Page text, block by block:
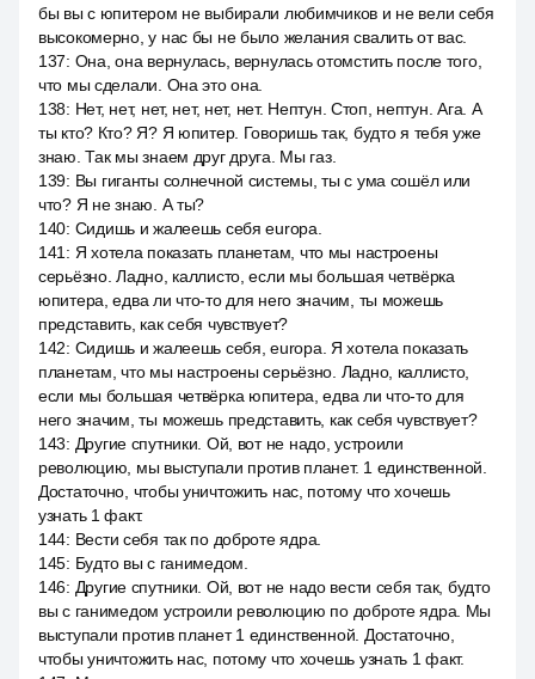
бы вы с юпитером не выбирали любимчиков и не вели себя
высокомерно, у нас бы не было желания свалить от вас.
137: Она, она вернулась, вернулась отомстить после того,
что мы сделали. Она это она.
138: Нет, нет, нет, нет, нет, нет. Нептун. Стоп, нептун. Ага. А
ты кто? Кто? Я? Я юпитер. Говоришь так, будто я тебя уже
знаю. Так мы знаем друг друга. Мы газ.
139: Вы гиганты солнечной системы, ты с ума сошёл или
что? Я не знаю. А ты?
140: Сидишь и жалеешь себя europa.
141 : Я хотела показать планетам, что мы настроены
серьёзно. Ладно, каллисто, если мы большая четвёрка
юпитера, едва ли что-то для него значим, ты можешь
представить, как себя чувствует?
142: Сидишь и жалеешь себя, europa. Я хотела показать
планетам, что мы настроены серьёзно. Ладно, каллисто,
если мы большая четвёрка юпитера, едва ли что-то для
него значим, ты можешь представить, как себя чувствует?
143: Другие спутники. Ой, вот не надо, устроили
революцию, мы выступали против планет. 1 единственной.
Достаточно, чтобы уничтожить нас, потому что хочешь
узнать 1 факт.
144: Вести себя так по доброте ядра.
145: Будто вы с ганимедом.
146: Другие спутники. Ой, вот не надо вести себя так, будто
вы с ганимедом устроили революцию по доброте ядра. Мы
выступали против планет 1 единственной. Достаточно,
чтобы уничтожить нас, потому что хочешь узнать 1 факт.